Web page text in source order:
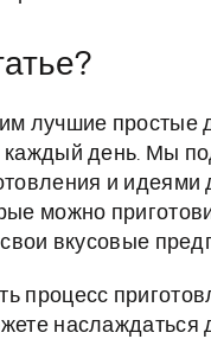
лучшие
день. Мы
и
можно
вкусовые
процесс